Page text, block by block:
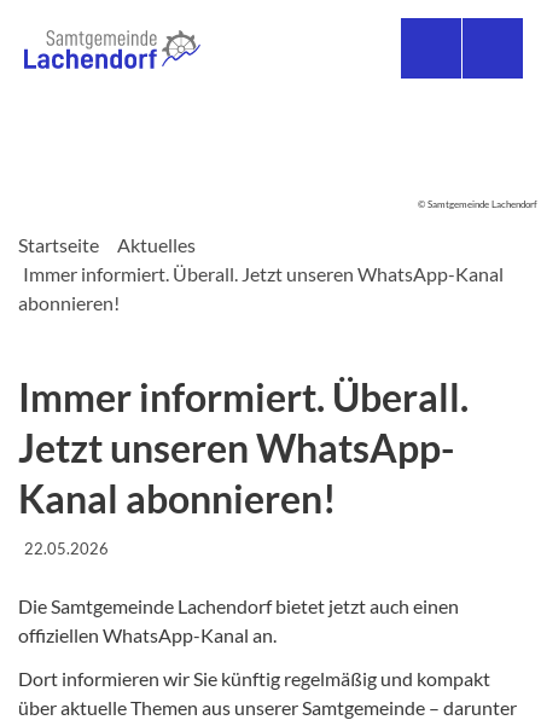
© Samtgemeinde Lachendorf
Startseite
Aktuelles
Immer informiert. Überall. Jetzt unseren WhatsApp-Kanal
abonnieren!
Immer informiert. Überall.
Jetzt unseren WhatsApp-
Kanal abonnieren!
22.05.2026
Die Samtgemeinde Lachendorf bietet jetzt auch einen
offiziellen WhatsApp-Kanal an.
Dort informieren wir Sie künftig regelmäßig und kompakt
über aktuelle Themen aus unserer Samtgemeinde – darunter